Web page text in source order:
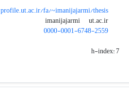
profile.ut.ac.ir/fa/~imanijajarmi/thesis
imanijajarmi
ut.ac.ir
0000-0001-6748-2559
h-index:7